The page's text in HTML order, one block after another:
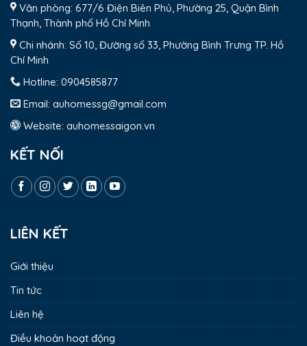
Văn phòng: 677/6 Điện Biên Phủ, Phường 25, Quận Bình
Thạnh, Thành phố Hồ Chí Minh
Chi nhánh: Số 10, Đường số 33, Phường Bình Trưng TP. Hồ
Chí Minh
Hotline: 0904585877
Email: auhomessg@gmail.com
Website: auhomessaigon.vn
KẾT NỐI
LIÊN KẾT
Giới thiệu
Tin tức
Liên hệ
Điều khoản hoạt động